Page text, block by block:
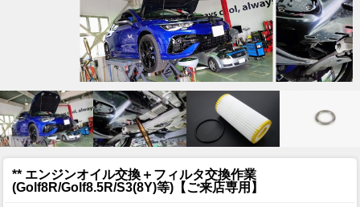
** エンジンオイル交換＋フィルタ交換作業
(Golf8R/Golf8.5R/S3(8Y)等)【ご来店専用】